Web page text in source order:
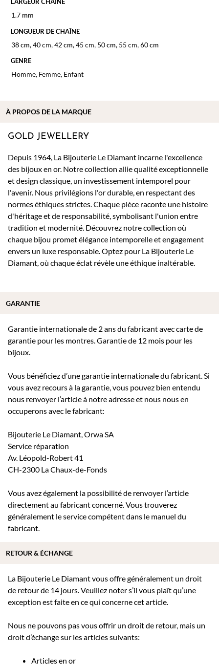
LARGEUR CHAÎNE
1.7 mm
LONGUEUR DE CHAÎNE
38 cm,40 cm,42 cm,45 cm, 50 cm, 55 cm,60 cm
GENRE
Homme, Femme, Enfant
GOLD JEWELLERY
Depuis 1964, La Bijouterie Le Diamant incarne l'excellence
des bijoux en or. Notre collection allie qualité exceptionnelle
et design classique, un investissement intemporel pour
l'avenir. Nous privilégions l'or durable, en respectant des
normes éthiques strictes. Chaque pièce raconte une histoire
d'héritage et de responsabilité, symbolisant l'union entre
tradition et modernité. Découvrez notre collection où
chaque bijou promet élégance intemporelle et engagement
envers un luxe responsable. Optez pour La Bijouterie Le
Diamant, où chaque éclat révèle une éthique inaltérable.
Garantie internationale de 2 ans du fabricant avec carte de
garantie pour les montres. Garantie de 12 mois pour les
bijoux.
Vous bénéficiez d’une garantie internationale du fabricant. Si
vous avez recours à la garantie, vous pouvez bien entendu
nous renvoyer l’article à notre adresse et nous nous en
occuperons avec le fabricant:
Bijouterie Le Diamant, Orwa SA
Service réparation
Av. Léopold-Robert 41
CH-2300 La Chaux-de-Fonds
Vous avez également la possibilité de renvoyer l’article
directement au fabricant concerné. Vous trouverez
généralement le service compétent dans le manuel du
fabricant.
La Bijouterie Le Diamant vous offre généralement un droit
de retour de 14 jours. Veuillez noter s’il vous plaît qu’une
exception est faite en ce qui concerne cet article.
Nous ne pouvons pas vous offrir un droit de retour, mais un
droit d’échange sur les articles suivants:
Articles en or
À PROPOS DE LA MARQUE
GARANTIE
RETOUR & ÉCHANGE